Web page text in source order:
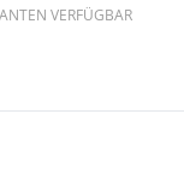
VERFÜGBAR